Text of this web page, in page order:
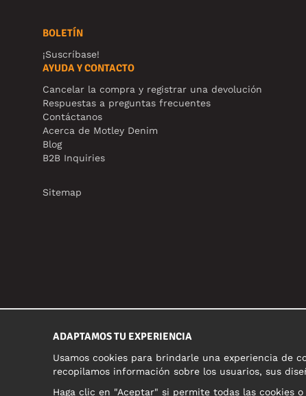
BOLETÍN
¡Suscríbase!
AYUDA Y CONTACTO
Cancelar la compra y registrar una devolución
Respuestas a preguntas frecuentes
Contáctanos
Acerca de Motley Denim
Blog
B2B Inquiries
Sitemap
ADAPTAMOS TU EXPERIENCIA
Usamos cookies para brindarle una experiencia de
recopilamos información sobre los usuarios, sus
Haga clic en "Aceptar" si permite todas las cookies